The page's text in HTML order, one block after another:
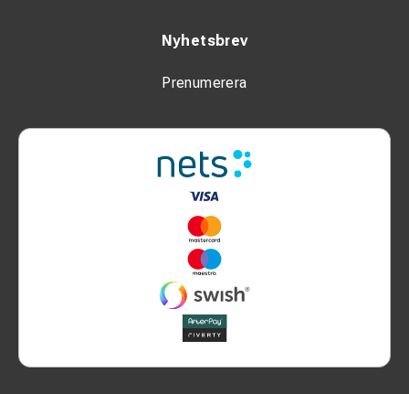
Nyhetsbrev
Prenumerera